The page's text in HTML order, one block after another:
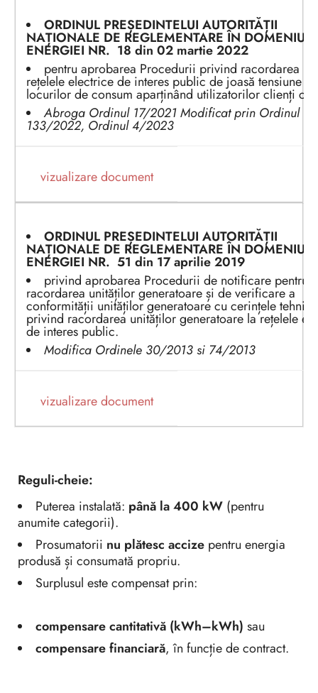
ORDINUL PREȘEDINTELUI AUTORITĂȚII
NAȚIONALE DE REGLEMENTARE ÎN DOMENIUL
ENERGIEI NR. 18 din 02 martie2022
pentru aprobarea Procedurii privind racordarea la
rețelele electrice de interes public de joasă tensiune a
locurilor de consum aparținând utilizatorilor clienți
Abroga Ordinul 17/2021 Modificat prin Ordinul
133/2022, Ordinul 4/2023
vizualizare document
ORDINUL PREȘEDINTELUI AUTORITĂȚII
NAȚIONALE DE REGLEMENTARE ÎN DOMENIUL
ENERGIEI NR. 51 din 17 aprilie2019
privind aprobarea Procedurii de notificare pentru
racordarea unităților generatoare și de verificare a
conformității unităților generatoare cu cerințele tehnice
privind racordarea unităților generatoare la rețelele
de interes public.
Modifica Ordinele 30/2013 si 74/2013
vizualizare document
Reguli-cheie:
Puterea instalată: până la 400 kW (pentru
anumite categorii).
Prosumatorii nu plătesc accize pentru energia
produsă și consumată propriu.
Surplusul este compensat prin:
compensare cantitativă (kWh–kWh) sau
compensare financiară, în funcție de contract.